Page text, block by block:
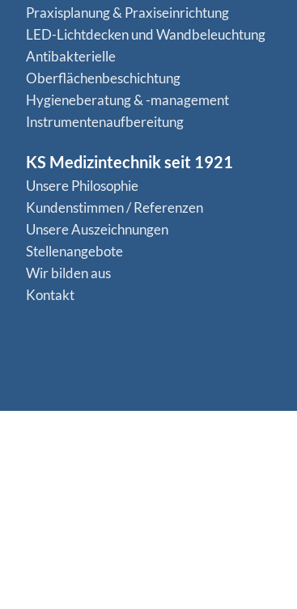
Praxisplanung & Praxiseinrichtung
LED-Lichtdecken und Wandbeleuchtung
Antibakterielle
Oberflächenbeschichtung
Hygieneberatung & -management
Instrumentenaufbereitung
KS Medizintechnik seit 1921
Unsere Philosophie
Kundenstimmen / Referenzen
Unsere Auszeichnungen
Stellenangebote
Wir bilden aus
Kontakt